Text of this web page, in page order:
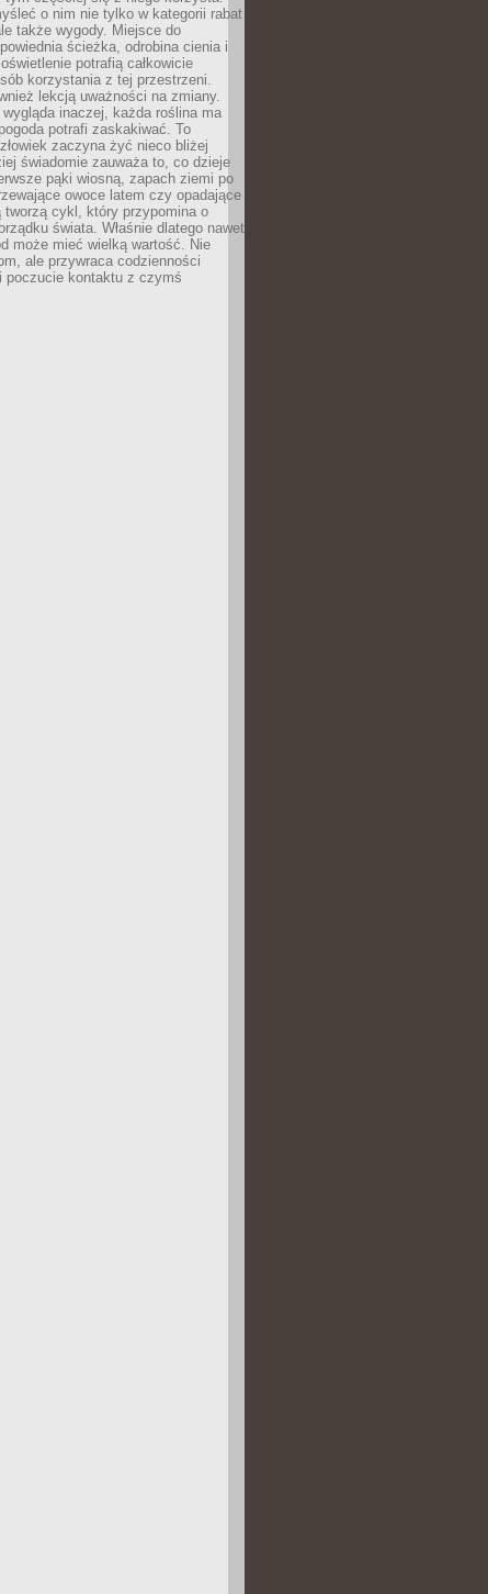
o nim nie tylko w kategorii rabat
także wygody. Miejsce do
ścieżka, odrobina cienia i
potrafią całkowicie
korzystania z tej przestrzeni.
lekcją uważności na zmiany.
inaczej, każda roślina ma
potrafi zaskakiwać. To
zaczyna żyć nieco bliżej
świadomie zauważa to, co dzieje
pąki wiosną, zapach ziemi po
owoce latem czy opadające
tworzą cykl, który przypomina o
świata. Właśnie dlatego nawet
może mieć wielką wartość. Nie
ale przywraca codzienności
poczucie kontaktu z czymś